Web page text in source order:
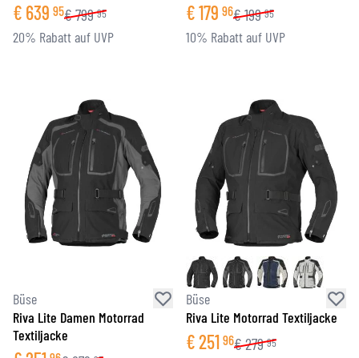
€ 639 95€799 95
20% Rabatt auf UVP
€179 96€199 95
10% Rabatt auf UVP
Büse
Riva Lite Damen Motorrad
Textiljacke
Büse
Riva Lite Motorrad Textiljacke
€251 96€279 95